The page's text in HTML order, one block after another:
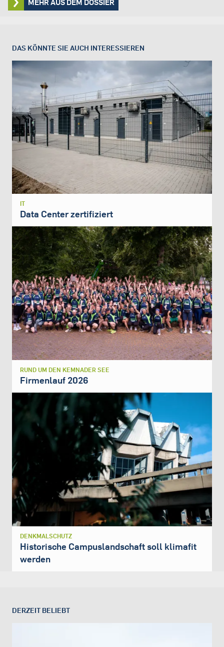
MEHR AUS DEM DOSSIER
DAS KÖNNTE SIE AUCH INTERESSIEREN
IT
Data Center zertifiziert
RUND UM DEN KEMNADER SEE
Firmenlauf 2026
DENKMALSCHUTZ
Historische Campuslandschaft soll klimafit
werden
DERZEIT BELIEBT